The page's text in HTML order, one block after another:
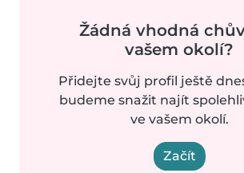
Žádná vhodná
vašem okolí?
Přidejte svůj profil ještě
budeme snažit najít
ve vašem okolí.
Začít